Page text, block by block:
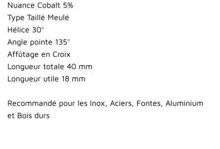
Nuance Cobalt 5%
Type Taillé Meulé
Hélice 30°
Angle pointe 135°
Affûtage en Croix
Longueur totale 40 mm
Longueur utile 18 mm
Recommandé pour les Inox, Aciers, Fontes, Aluminium
et Bois durs